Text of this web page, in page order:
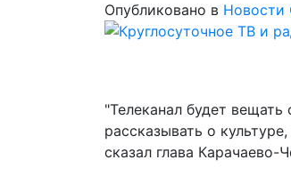
Опубликовано в Новости
"Телеканал будет
рассказывать о
сказал глава Карачаево-